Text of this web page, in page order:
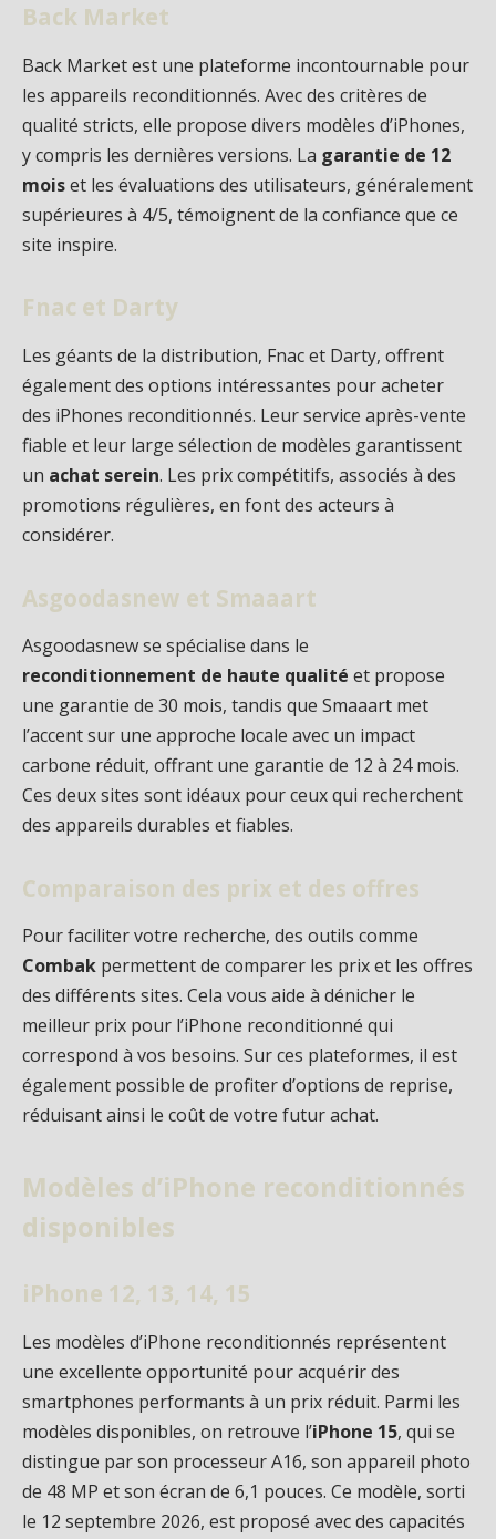
Back Market
Back Market est une plateforme incontournable pour
les appareils reconditionnés. Avec des critères de
qualité stricts, elle propose divers modèles d’iPhones,
y compris les dernières versions. La garantie de 12
moiset les évaluations des utilisateurs, généralement
supérieures à 4/5, témoignent de la confiance que ce
site inspire.
Fnac et Darty
Les géants de la distribution, Fnac et Darty, offrent
également des options intéressantes pour acheter
des iPhones reconditionnés. Leur service après-vente
fiable et leur large sélection de modèles garantissent
un achat serein. Les prix compétitifs, associés à des
promotions régulières, en font des acteurs à
considérer.
Asgoodasnew et Smaaart
Asgoodasnew se spécialise dans le
reconditionnement de haute qualité et propose
une garantie de 30 mois, tandis que Smaaart met
l’accent sur une approche locale avec un impact
carbone réduit, offrant une garantie de 12 à 24 mois.
Ces deux sites sont idéaux pour ceux qui recherchent
des appareils durables et fiables.
Comparaison des prix et des offres
Pour faciliter votre recherche, des outils comme
Combak permettent de comparer les prix et les offres
des différents sites. Cela vous aide à dénicher le
meilleur prix pour l’iPhone reconditionné qui
correspond à vos besoins. Sur ces plateformes, il est
également possible de profiter d’options de reprise,
réduisant ainsi le coût de votre futur achat.
Modèles d’iPhone reconditionnés
disponibles
iPhone 12, 13, 14, 15
Les modèles d’iPhone reconditionnés représentent
une excellente opportunité pour acquérir des
smartphones performants à un prix réduit. Parmi les
modèles disponibles, on retrouve l’iPhone 15, qui se
distingue par son processeur A16, son appareil photo
de 48 MP et son écran de 6,1 pouces. Ce modèle, sorti
le 12 septembre 2026, est proposé avec des capacités